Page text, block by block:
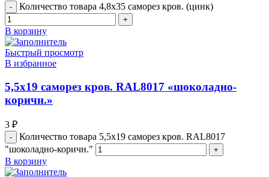
Количество товара 4,8х35 саморез кров. (цинк)
В корзину
Быстрый просмотр
В избранное
5,5х19 саморез кров. RAL8017 «шоколадно-
коричн.»
3 ₽
Количество товара 5,5х19 саморез кров. RAL8017
"шоколадно-коричн."
В корзину